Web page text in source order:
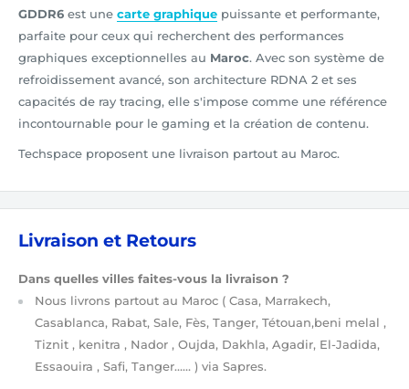
GDDR6 est une carte graphique puissante et performante,
parfaite pour ceux qui recherchent des performances
graphiques exceptionnelles au Maroc. Avec son système de
refroidissement avancé, son architecture RDNA 2 et ses
capacités de ray tracing, elle s'impose comme une référence
incontournable pour le gaming et la création de contenu.
Techspace proposent une livraison partout au Maroc.
Livraison et Retours
Dans quelles villes faites-vous la livraison ?
Nous livrons partout au Maroc ( Casa, Marrakech,
Casablanca, Rabat, Sale, Fès, Tanger, Tétouan,beni melal ,
Tiznit , kenitra , Nador , Oujda, Dakhla, Agadir, El-Jadida,
Essaouira , Safi, Tanger…… ) via Sapres.